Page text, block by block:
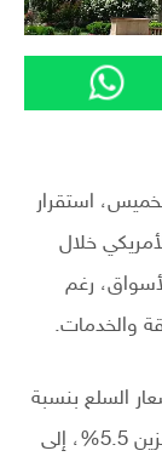
استقرار
خلال
رغم
والخدمات.
السلع بنسبة
0.7% خلال أبريل، بدعم من صعود أسعار البنزين 5.5%، إلى